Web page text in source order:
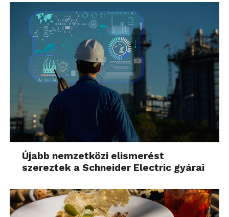
Újabb nemzetközi elismerést
szereztek a Schneider Electric gyárai